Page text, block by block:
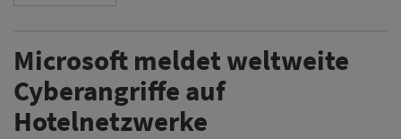
Microsoft meldet weltweite
Cyberangriffe auf
Hotelnetzwerke